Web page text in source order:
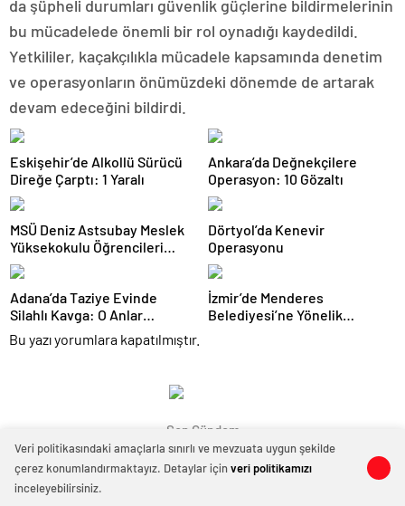
0 0
da şüpheli durumları güvenlik güçlerine bildirmelerinin
bu mücadelede önemli bir rol oynadığı kaydedildi.
Yetkililer, kaçakçılıkla mücadele kapsamında denetim
ve operasyonların önümüzdeki dönemde de artarak
devam edeceğini bildirdi.
Eskişehir’de Alkollü Sürücü
Direğe Çarptı: 1 Yaralı
Ankara’da Değnekçilere
Operasyon: 10 Gözaltı
MSÜ Deniz Astsubay Meslek
Yüksekokulu Öğrencileri
Geleceğe Hazırlanıyor
Dörtyol’da Kenevir
Operasyonu
Adana’da Taziye Evinde
Silahlı Kavga: O Anlar
Kamerada
İzmir’de Menderes
Belediyesi’ne Yönelik
Bu yazı yorumlara kapatılmıştır.
Son Gündem
Veri politikasındaki amaçlarla sınırlı ve mevzuata uygun şekilde
çerez konumlandırmaktayız. Detaylar içinveri politikamızı
inceleyebilirsiniz.